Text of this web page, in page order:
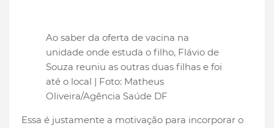
Ao saber da oferta de vacina na
unidade onde estuda o filho, Flávio de
Souza reuniu as outras duas filhas e foi
até o local | Foto: Matheus
Oliveira/Agência Saúde DF
Essa é justamente a motivação para incorporar o